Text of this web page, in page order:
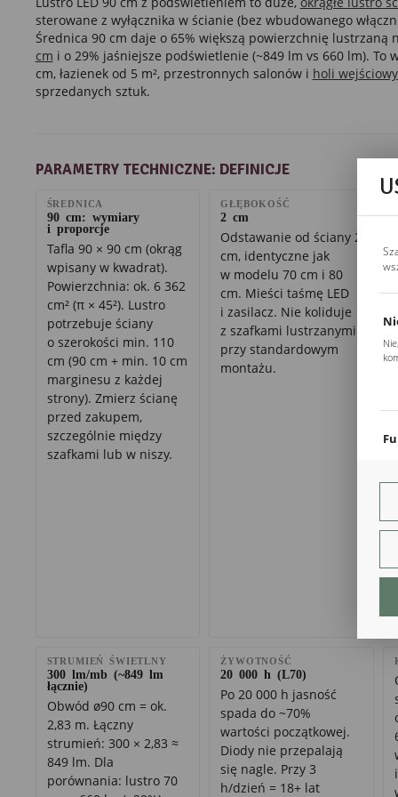
sterowane z wyłącznika w ścianie (bez wbudowanego
Średnica 90 cm daje o 65% większą powierzchnię lustrzaną
cm i o 29% jaśniejsze podświetlenie (~849 lm vs 660 lm). To
cm, łazienek od 5 m², przestronnych salonów i holi
sprzedanych sztuk.
PARAMETRY TECHNICZNE: DEFINICJE
ŚREDNICA
90 cm: wymiary
i proporcje
Tafla 90 × 90 cm (okrąg
wpisany w kwadrat).
Powierzchnia: ok. 6 362
cm² (π × 45²). Lustro
potrzebuje ściany
o szerokości min. 110
cm (90 cm + min. 10 cm
marginesu z każdej
strony). Zmierz ścianę
przed zakupem,
szczególnie między
szafkami lub w niszy.
GŁĘBOKOŚĆ
2 cm
Odstawanie od ściany 2
cm, identyczne jak
w modelu 70 cm i 80
cm. Mieści taśmę LED
i zasilacz. Nie koliduje
z szafkami lustrzanymi
przy standardowym
montażu.
STRUMIEŃ ŚWIETLNY
300 lm/mb (~849 lm
łącznie)
Obwód ø90 cm = ok.
2,83 m. Łączny
strumień: 300 × 2,83 ≈
849 lm. Dla
porównania: lustro 70
ŻYWOTNOŚĆ
20 000 h (L70)
Po 20 000 h jasność
spada do ~70%
wartości początkowej.
Diody nie przepalają
się nagle. Przy 3
h/dzień = 18+ lat